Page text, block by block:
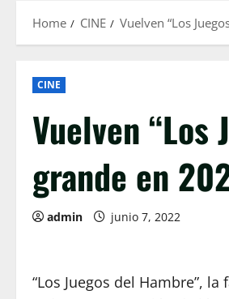
Home CINE Vuelven “Los
CINE
Vuelven
grande en
admin junio 7, 2022
“Los Juegos del Hambre”,